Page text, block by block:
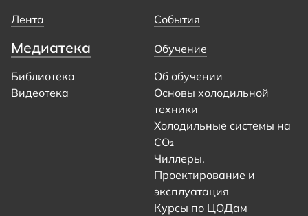
Лента События
Медиатека
Библиотека
Видеотека
Обучение
Об обучении
Основы холодильной
техники
Холодильные системы на
CO₂
Чиллеры.
Проектирование и
эксплуатация
Курсы по ЦОДам